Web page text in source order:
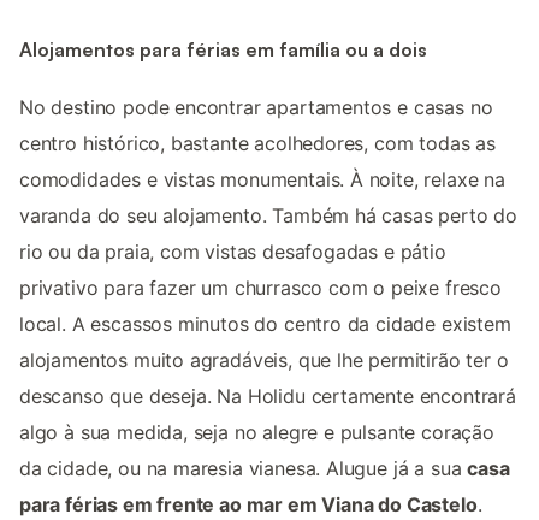
Alojamentos para férias em família ou a dois
No destino pode encontrar apartamentos e casas no
centro histórico, bastante acolhedores, com todas as
comodidades e vistas monumentais. À noite, relaxe na
varanda do seu alojamento. Também há casas perto do
rio ou da praia, com vistas desafogadas e pátio
privativo para fazer um churrasco com o peixe fresco
local. A escassos minutos do centro da cidade existem
alojamentos muito agradáveis, que lhe permitirão ter o
descanso que deseja. Na Holidu certamente encontrará
algo à sua medida, seja no alegre e pulsante coração
da cidade, ou na maresia vianesa. Alugue já a suacasa
para férias em frente ao mar em Viana do Castelo.